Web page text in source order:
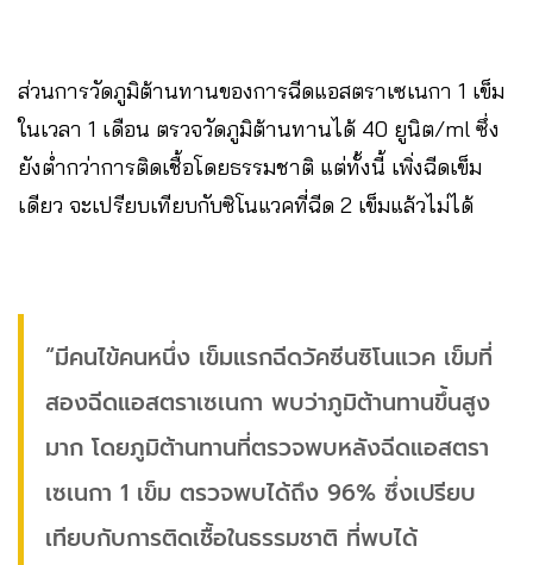
ส่วนการวัดภูมิต้านทานของการฉีดแอสตราเซเนกา 1 เข็ม
ในเวลา 1 เดือน ตรวจวัดภูมิต้านทานได้ 40 ยูนิต/ml ซึ่ง
ยังต่ำกว่าการติดเชื้อโดยธรรมชาติ แต่ทั้งนี้ เพิ่งฉีดเข็ม
เดียว จะเปรียบเทียบกับซิโนแวคที่ฉีด 2 เข็มแล้วไม่ได้
“มีคนไข้คนหนึ่ง เข็มแรกฉีดวัคซีนซิโนแวค เข็มที่
สองฉีดแอสตราเซเนกา พบว่าภูมิต้านทานขึ้นสูง
มาก โดยภูมิต้านทานที่ตรวจพบหลังฉีดแอสตรา
เซเนกา 1 เข็ม ตรวจพบได้ถึง 96% ซึ่งเปรียบ
เทียบกับการติดเชื้อในธรรมชาติ ที่พบได้